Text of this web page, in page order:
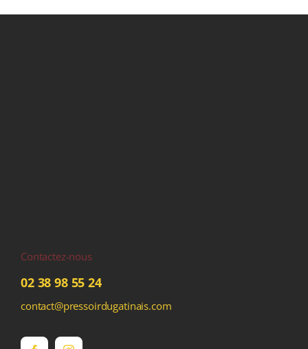
Contactez-nous
02 38 98 55 24
contact@pressoirdugatinais.com